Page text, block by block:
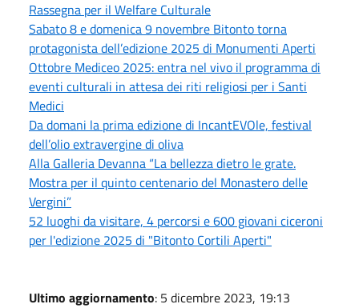
Rassegna per il Welfare Culturale
Sabato 8 e domenica 9 novembre Bitonto torna
protagonista dell’edizione 2025 di Monumenti Aperti
Ottobre Mediceo 2025: entra nel vivo il programma di
eventi culturali in attesa dei riti religiosi per i Santi
Medici
Da domani la prima edizione di IncantEVOle, festival
dell’olio extravergine di oliva
Alla Galleria Devanna “La bellezza dietro le grate.
Mostra per il quinto centenario del Monastero delle
Vergini”
52 luoghi da visitare, 4 percorsi e 600 giovani ciceroni
per l'edizione 2025 di "Bitonto Cortili Aperti"
Ultimo aggiornamento: 5 dicembre 2023, 19:13